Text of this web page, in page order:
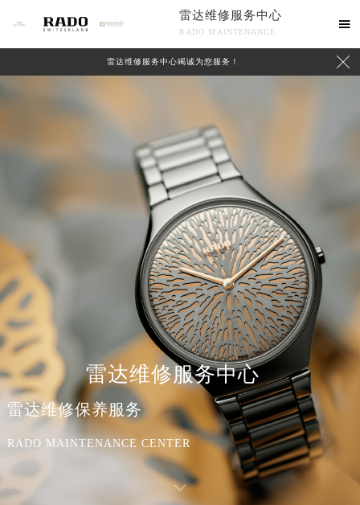
雷达维修服务中心
RADO MAINTENANCE

雷达维修服务中心竭诚为您服务！ 
雷达维修服务中心
雷达维修保养服务
RADO MAINTENANCE CENTER
2026年8月雷达中国区售后服务网络优化升级公告
2026年8月雷达全国官方售后客户服务热线：400-801-5621
联系我们